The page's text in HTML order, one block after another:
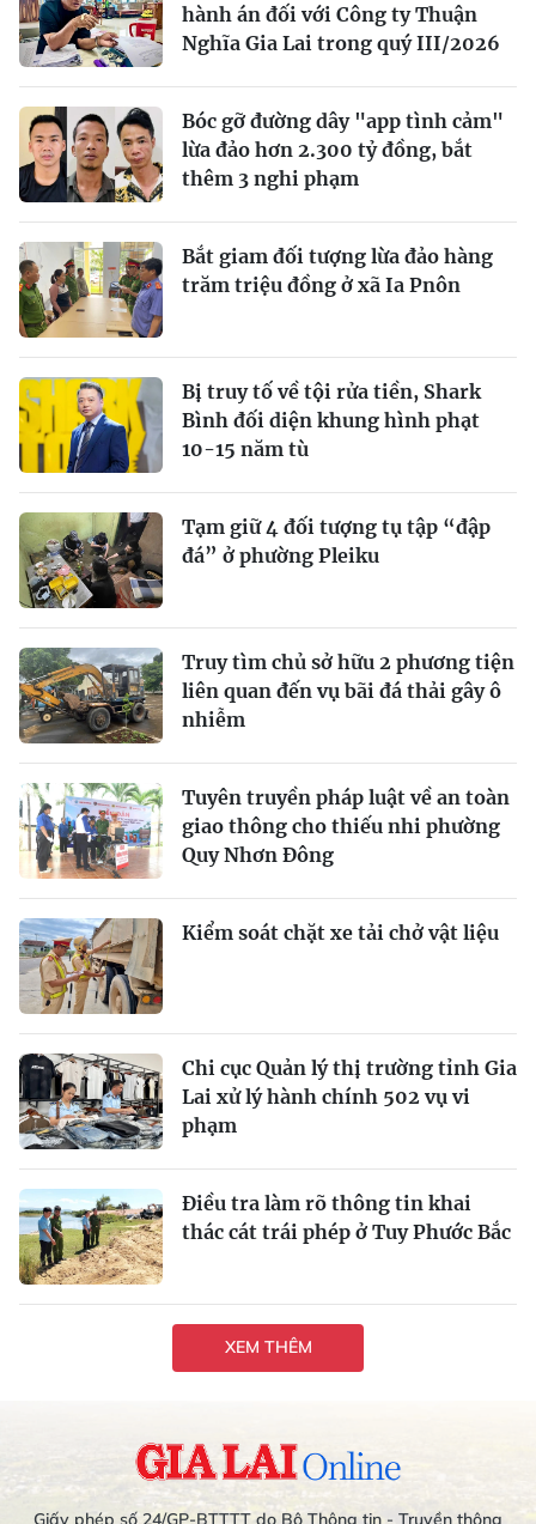
hành án đối với Công ty Thuận
Nghĩa Gia Lai trong quý III/2026
Bóc gỡ đường dây "app tình cảm"
lừa đảo hơn 2.300 tỷ đồng, bắt
thêm 3 nghi phạm
Bắt giam đối tượng lừa đảo hàng
trăm triệu đồng ở xã Ia Pnôn
Bị truy tố về tội rửa tiền, Shark
Bình đối diện khung hình phạt
10-15 năm tù
Tạm giữ 4 đối tượng tụ tập “đập
đá” ở phường Pleiku
Truy tìm chủ sở hữu 2 phương tiện
liên quan đến vụ bãi đá thải gây ô
nhiễm
Tuyên truyền pháp luật về an toàn
giao thông cho thiếu nhi phường
Quy Nhơn Đông
Kiểm soát chặt xe tải chở vật liệu
Chi cục Quản lý thị trường tỉnh Gia
Lai xử lý hành chính 502 vụ vi
phạm
Điều tra làm rõ thông tin khai
thác cát trái phép ở Tuy Phước Bắc
XEM THÊM
Giấy phép số 24/GP-BTTTT do Bộ Thông tin - Truyền thông